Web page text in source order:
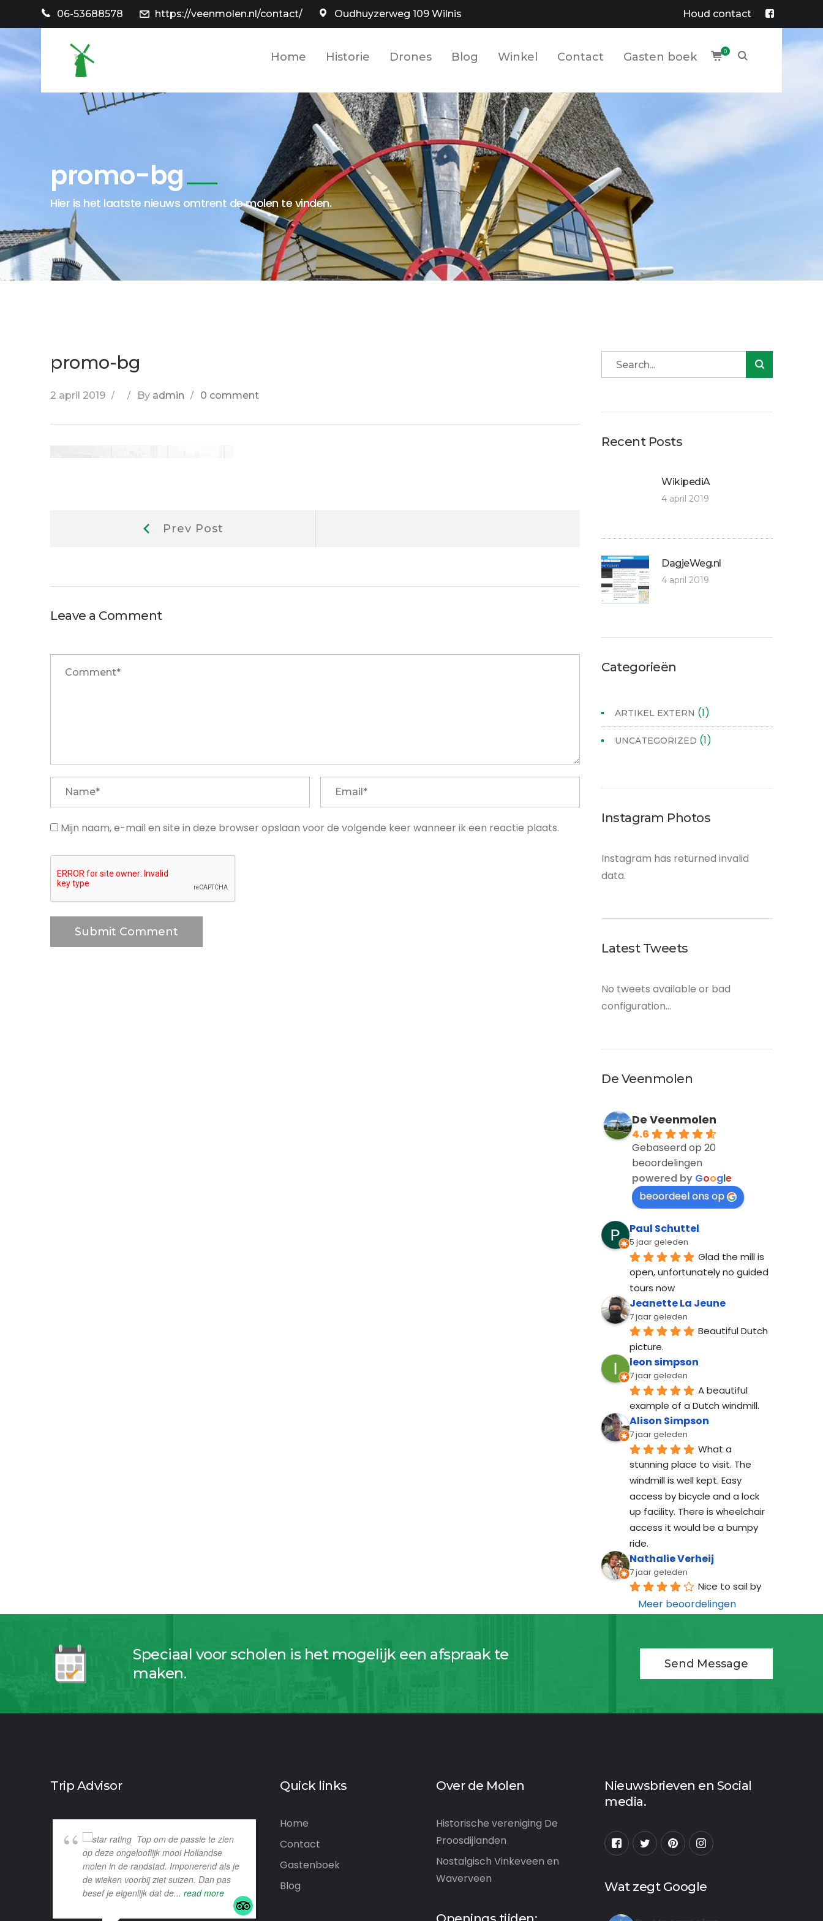
06-53688578 https://veenmolen.nl/contact/ Oudhuyzerweg 109 Wilnis Houd contact
Facebook
Profile
0
Home Historie Drones Blog Winkel Contact Gasten boek
promo-bg
Hier is het laatste nieuws omtrent de molen te vinden.
promo-bg
2 april 2019 By admin 0 comment
Berichtnavigatie
Prev Post
Leave a Comment
Mijn naam, e-mail en site in deze browser opslaan voor de volgende keer wanneer ik een reactie plaats.
Recent Posts
WikipediA
4 april 2019
DagjeWeg.nl
4 april 2019
Categorieën
ARTIKEL EXTERN (1)
UNCATEGORIZED (1)
Instagram Photos
Instagram has returned invalid
data.
Latest Tweets
No tweets available or bad
configuration...
De Veenmolen
De Veenmolen
4.6
Gebaseerd op 20
beoordelingen
powered by Google
beoordeel ons op
Paul Schuttel
5 jaar geleden
Glad the mill is
open, unfortunately no guided
tours now
Jeanette La Jeune
7 jaar geleden
Beautiful Dutch
picture.
leon simpson
7 jaar geleden
A beautiful
example of a Dutch windmill.
Alison Simpson
7 jaar geleden
What a
stunning place to visit. The
windmill is well kept. Easy
access by bicycle and a lock
up facility. There is wheelchair
access it would be a bumpy
ride.
Nathalie Verheij
7 jaar geleden
Nice to sail by
Meer beoordelingen
Speciaal voor scholen is het mogelijk een afspraak te
maken.
Send Message
Trip Advisor
Top om de passie te zien
op deze ongelooflijk mooi Hollandse
molen in de randstad. Imponerend als je
de wieken voorbij ziet suizen. Dan pas
besef je eigenlijk dat de... read more
Top om de passie te zien
molen in de randstad. Imponerend als je
de wieken voorbij ziet suizen. Dan pas
besef je eigenlijk dat de
Quick links
Home
Contact
Gastenboek
Blog
Over de Molen
Historische vereniging De
Proosdijlanden
Nostalgisch Vinkeveen en
Waverveen
Nieuwsbrieven en Social
media.
Wat zegt Google